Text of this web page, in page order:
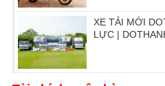
XE TẢI MỚI
LỰC |